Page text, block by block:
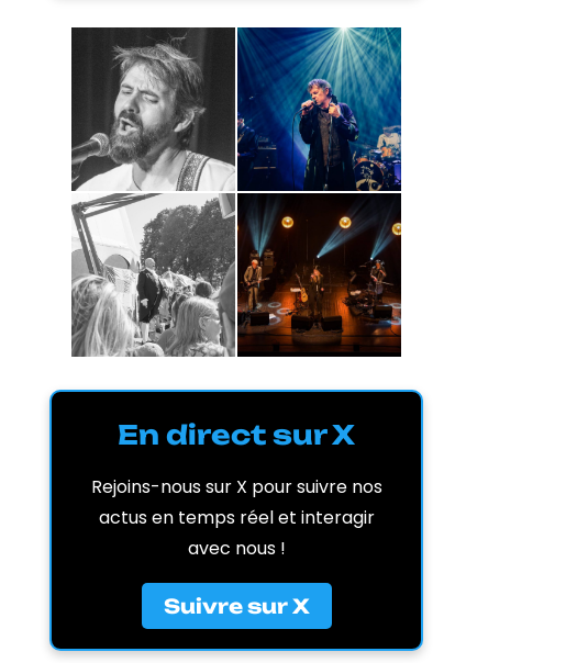
En direct sur X
Rejoins-nous sur X pour suivre nos
actus en temps réel et interagir
avec nous !
Suivre sur X